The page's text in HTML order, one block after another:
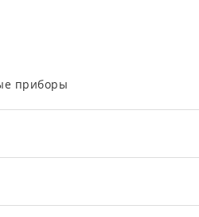
приборы